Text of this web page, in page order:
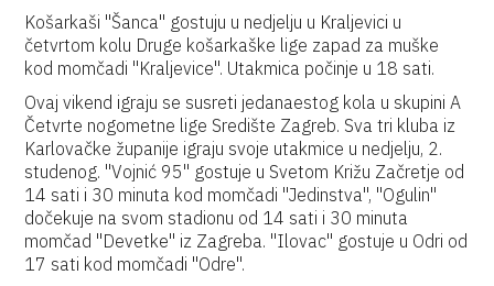
Košarkaši "Šanca" gostuju u nedjelju u Kraljevici u
četvrtom kolu Druge košarkaške lige zapad za muške
kod momčadi "Kraljevice". Utakmica počinje u 18 sati.
Ovaj vikend igraju se susreti jedanaestog kola u skupini A
Četvrte nogometne lige Središte Zagreb. Sva tri kluba iz
Karlovačke županije igraju svoje utakmice u nedjelju, 2.
studenog. "Vojnić 95" gostuje u Svetom Križu Začretje od
14 sati i 30 minuta kod momčadi "Jedinstva", "Ogulin"
dočekuje na svom stadionu od 14 sati i 30 minuta
momčad "Devetke" iz Zagreba. "Ilovac" gostuje u Odri od
17 sati kod momčadi "Odre".